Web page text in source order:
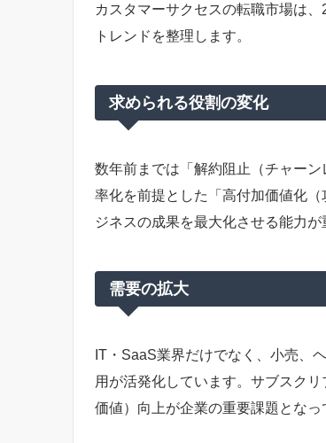
カスタマーサクセスの転職市場は
トレンドを整理します。
求められる役割の変化
数年前までは「解約阻止（チャー
率化を前提とした「高付加価値化
ジネスの成果を最大化させる能力が
需要の拡大
IT・SaaS業界だけでなく、小売、
用が活発化しています。サブスク
価値）向上が企業の重要課題となっ